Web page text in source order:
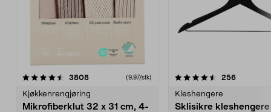
3808anmeldelser(9,97/stk)
Kjøkkenrengjøring
Mikrofiberklut 32 x 31 cm, 4-
4.5av 5 stjerner 256
Kleshengere
Sklisikre
4.5av 5 stjerner